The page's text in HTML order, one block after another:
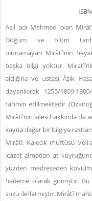
Asıl adı Mehmed olan
Doğum ve ölüm
olunamayan Mirâtî’nin
başka bilgi yoktur.
aldığına ve ustası Âşık
dayanılarak 1255/1809-
tahmin edilmektedir
Mirâtî’nin ailesi hakkında da
kayda değer bir bilgiye
Mirâtî, Kalecik müftüsü Veli-
icazet almadan at
yüzden medreseden
hademe olarak girmiştir. Bu
sözü ilerletmiştir. Mirâtî